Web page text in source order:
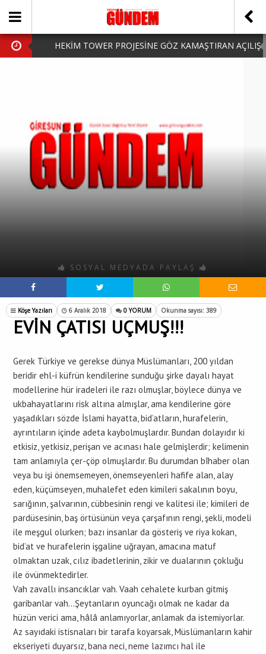
HEKİM TOWER PROJESİNE GÖZ KAMAŞTIRAN AÇILIŞ
HARUN CİCİ: VİDEOYU GÖRÜNCE GÖZLERİM DOLDU
SOSYAL MEDYADA PAYLAŞ
Köşe Yazıları 6 Aralık 2018 0 YORUM Okunma sayısı: 389
EVİN ÇATISI UÇMUŞ!!!
Gerek Türkiye ve gerekse dünya Müslümanları, 200 yıldan
beridir ehl-i küfrün kendilerine sunduğu şirke dayalı hayat
modellerine hür iradeleri ile razı olmuşlar, böylece dünya ve
ukbahayatlarını risk altına almışlar, ama kendilerine göre
yaşadıkları sözde İslami hayatta, bid’atların, hurafelerin,
ayrıntıların içinde adeta kaybolmuşlardır. Bundan dolayıdır ki
etkisiz, yetkisiz, perişan ve acınası hale gelmişlerdir; kelimenin
tam anlamıyla çer-çöp olmuşlardır. Bu durumdan bîhaber olan
veya bu işi önemsemeyen, önemseyenleri hafife alan, alay
eden, küçümseyen, muhalefet eden kimileri sakalının boyu,
sarığının, şalvarının, cübbesinin rengi ve kalitesi ile; kimileri de
pardüsesinin, baş örtüsünün veya çarşafının rengi, şekli, modeli
ile meşgul olurken; bazı insanlar da gösteriş ve riya kokan,
bid’at ve hurafelerin işgaline uğrayan, amacına matuf
olmaktan uzak, cılız ibadetlerinin, zikir ve dualarının çokluğu
ile övünmektedirler.
Vah zavallı insancıklar vah. Vaah cehalete kurban gitmiş
garibanlar vah…Şeytanların oyuncağı olmak ne kadar da
hüzün verici ama, hâlâ anlamıyorlar, anlamak da istemiyorlar.
Az sayıdaki istisnaları bir tarafa koyarsak, Müslümanların kahir
ekseriyeti duyarsız, bana neci, neme lazımcı hal ile